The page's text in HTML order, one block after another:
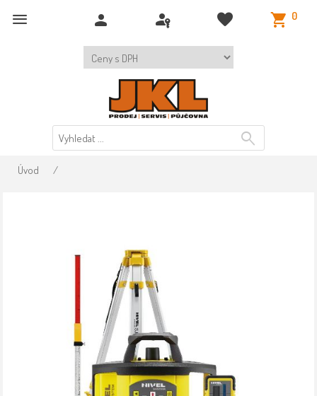
0
Úvod /